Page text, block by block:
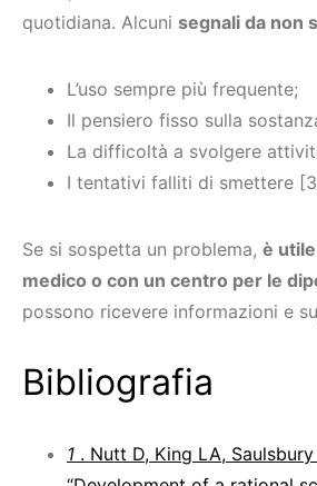
quotidiana. Alcuni segnali da non
L’uso sempre più frequente;
Il pensiero fisso sulla
La difficoltà a svolgere
I tentativi falliti di smettere
Se si sospetta un problema, è
medico o con un centro per le
possono ricevere informazioni e
Bibliografia
1 . Nutt D, King LA, Saulsbury